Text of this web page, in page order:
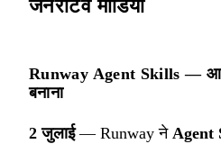
जनरेटिव मीडिया
Runway Agent Skills —
बनाना
2 जुलाई— Runway ने Agent